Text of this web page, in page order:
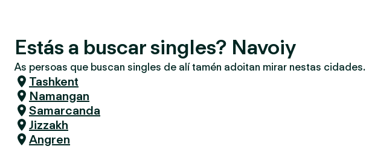
Estás a buscar singles? Navoiy
As persoas que buscan singles de alí tamén adoitan mirar nestas cidades.
Tashkent
Namangan
Samarcanda
Jizzakh
Angren